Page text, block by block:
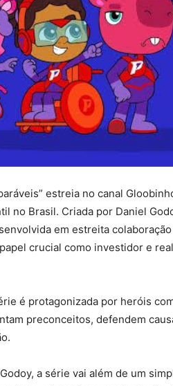
estreia no canal
no Brasil. Criada por Daniel
em estreita
crucial como investidor e
é protagonizada por heróis
preconceitos, defendem
a série vai além de um